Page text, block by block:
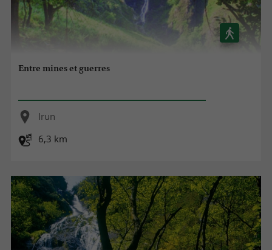
Entre mines et guerres
Irun
6,3 km